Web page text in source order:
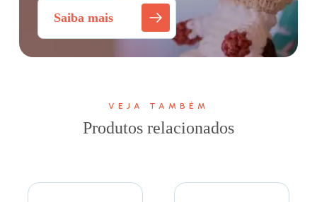
Saiba mais
VEJA TAMBÉM
Produtos relacionados